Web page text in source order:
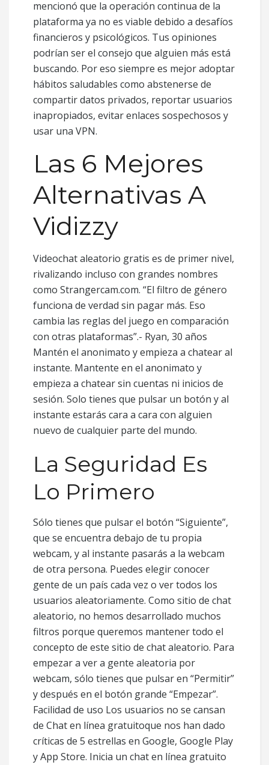
mencionó que la operación continua de la
plataforma ya no es viable debido a desafíos
financieros y psicológicos. Tus opiniones
podrían ser el consejo que alguien más está
buscando. Por eso siempre es mejor adoptar
hábitos saludables como abstenerse de
compartir datos privados, reportar usuarios
inapropiados, evitar enlaces sospechosos y
usar una VPN.
Las 6 Mejores
Alternativas A
Vidizzy
Videochat aleatorio gratis es de primer nivel,
rivalizando incluso con grandes nombres
como Strangercam.com. “El filtro de género
funciona de verdad sin pagar más. Eso
cambia las reglas del juego en comparación
con otras plataformas”.- Ryan, 30 años
Mantén el anonimato y empieza a chatear al
instante. Mantente en el anonimato y
empieza a chatear sin cuentas ni inicios de
sesión. Solo tienes que pulsar un botón y al
instante estarás cara a cara con alguien
nuevo de cualquier parte del mundo.
La Seguridad Es
Lo Primero
Sólo tienes que pulsar el botón “Siguiente”,
que se encuentra debajo de tu propia
webcam, y al instante pasarás a la webcam
de otra persona. Puedes elegir conocer
gente de un país cada vez o ver todos los
usuarios aleatoriamente. Como sitio de chat
aleatorio, no hemos desarrollado muchos
filtros porque queremos mantener todo el
concepto de este sitio de chat aleatorio. Para
empezar a ver a gente aleatoria por
webcam, sólo tienes que pulsar en “Permitir”
y después en el botón grande “Empezar”.
Facilidad de uso Los usuarios no se cansan
de Chat en línea gratuitoque nos han dado
críticas de 5 estrellas en Google, Google Play
y App Store. Inicia un chat en línea gratuito